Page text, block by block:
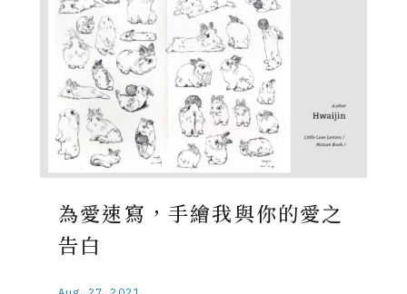
為愛速寫，手繪我與你的愛之
告白